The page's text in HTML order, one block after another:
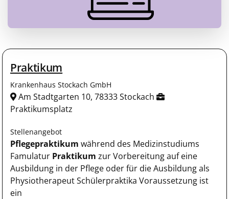
Praktikum
Krankenhaus Stockach GmbH
Am Stadtgarten 10, 78333 Stockach
Praktikumsplatz
Stellenangebot
Pflegepraktikum während des Medizinstudiums
Famulatur Praktikum zur Vorbereitung auf eine
Ausbildung in der Pflege oder für die Ausbildung als
Physiotherapeut Schülerpraktika Voraussetzung ist
ein